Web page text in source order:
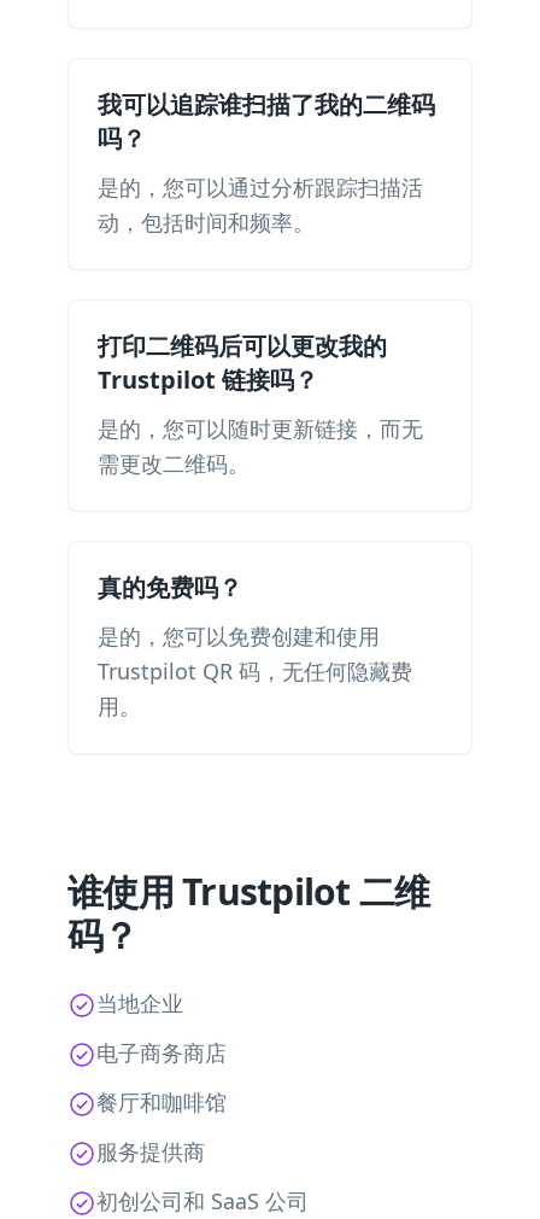
我可以追踪谁扫描了我的二维码
吗？
是的，您可以通过分析跟踪扫描活
动，包括时间和频率。
打印二维码后可以更改我的
Trustpilot 链接吗？
是的，您可以随时更新链接，而无
需更改二维码。
真的免费吗？
是的，您可以免费创建和使用
Trustpilot QR 码，无任何隐藏费
用。
谁使用 Trustpilot 二维
码？
当地企业
电子商务商店
餐厅和咖啡馆
服务提供商
初创公司和 SaaS 公司